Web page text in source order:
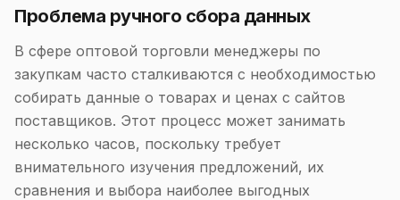
Проблема ручного сбора данных
В сфере оптовой торговли менеджеры по
закупкам часто сталкиваются с необходимостью
собирать данные о товарах и ценах с сайтов
поставщиков. Этот процесс может занимать
несколько часов, поскольку требует
внимательного изучения предложений, их
сравнения и выбора наиболее выгодных